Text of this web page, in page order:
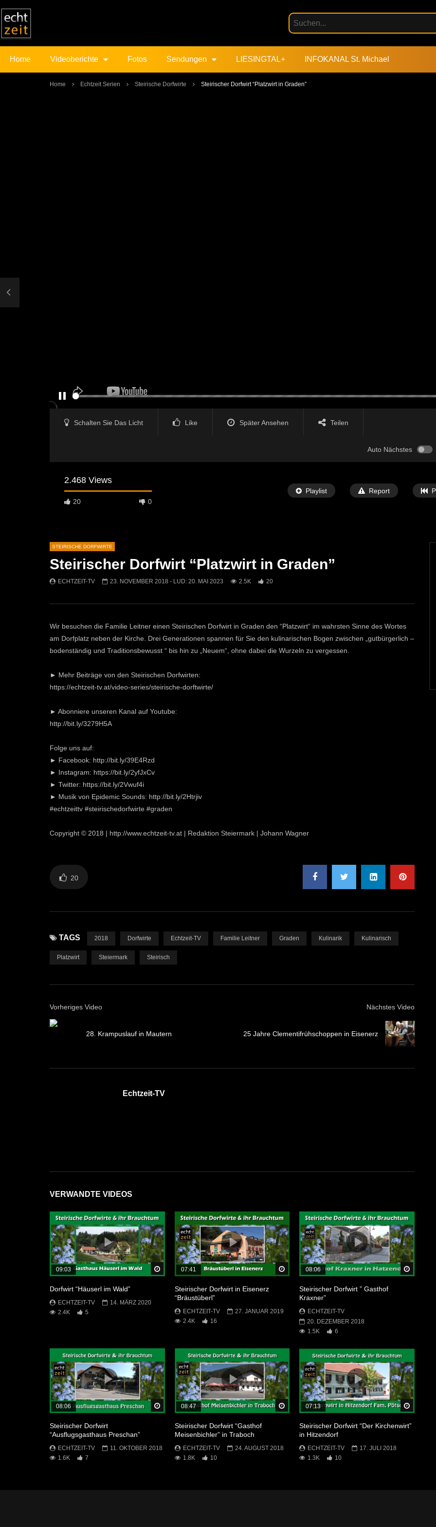
Home Videoberichte Fotos Sendungen LIESINGTAL+ INFOKANAL St. Michael
Home Echtzeit Serien Steirische Dorfwirte Steirischer Dorfwirt “Platzwirt in Graden”
Schalten Sie Das Licht Like Später Ansehen Teilen
Auto Nächstes
2.468 Views
20 0
Playlist Report
Später Ansehen
09:03 Später Ansehen
07:41 08:06
STEIRISCHE DORFWIRTE
Steirischer Dorfwirt “Platzwirt in Graden”
ECHTZEIT-TV 23. NOVEMBER 2018 - LUD: 20. MAI 2023 2.5K 20
Wir besuchen die Familie Leitner einen Steirischen Dorfwirt in Graden den “Platzwirt“ im wahrsten Sinne des Wortes
am Dorfplatz neben der Kirche. Drei Generationen spannen für Sie den kulinarischen Bogen zwischen „gutbürgerlich –
bodenständig und Traditionsbewusst “ bis hin zu „Neuem“, ohne dabei die Wurzeln zu vergessen.
► Mehr Beiträge von den Steirischen Dorfwirten:
https://echtzeit-tv.at/video-series/steirische-dorftwirte/
► Abonniere unseren Kanal auf Youtube:
http://bit.ly/3279H5A
Folge uns auf:
► Facebook: http://bit.ly/39E4Rzd
► Instagram: https://bit.ly/2yfJxCv
► Twitter: https://bit.ly/2Vwuf4i
► Musik von Epidemic Sounds: http://bit.ly/2Htrjiv
#echtzeittv #steirischedorfwirte #graden
Copyright © 2018 | http://www.echtzeit-tv.at | Redaktion Steiermark | Johann Wagner
20
TAGS 2018 Dorfwirte Echtzeit-TV Familie Leitner Graden Kulinarik Kulinarisch
Platzwirt Steiermark Steirisch
Vorheriges Video
28. Krampuslauf in Mautern
Nächstes Video
25 Jahre Clementifrühschoppen in Eisenerz
Echtzeit-TV
VERWANDTE VIDEOS
Später Ansehen
09:03
Dorfwirt “Häuserl im Wald”
ECHTZEIT-TV
14. MÄRZ 2020
2.4K
5
Später Ansehen
07:41
Steirischer Dorfwirt in Eisenerz
“Bräustüberl”
ECHTZEIT-TV
27. JANUAR 2019
2.4K
16
08:06
Steirischer Dorfwirt ” Gasthof
Kraxner”
ECHTZEIT-TV
20. DEZEMBER 2018
1.5K
6
Später Ansehen
08:06
Steirischer Dorfwirt
“Ausflugsgasthaus Preschan”
ECHTZEIT-TV
11. OKTOBER 2018
1.6K
7
Später Ansehen
08:47
Steirischer Dorfwirt “Gasthof
Meisenbichler” in Traboch
ECHTZEIT-TV
24. AUGUST 2018
1.8K
10
07:13
Steirischer Dorfwirt “Der Kirchenwirt”
in Hitzendorf
ECHTZEIT-TV
17. JULI 2018
1.3K
10